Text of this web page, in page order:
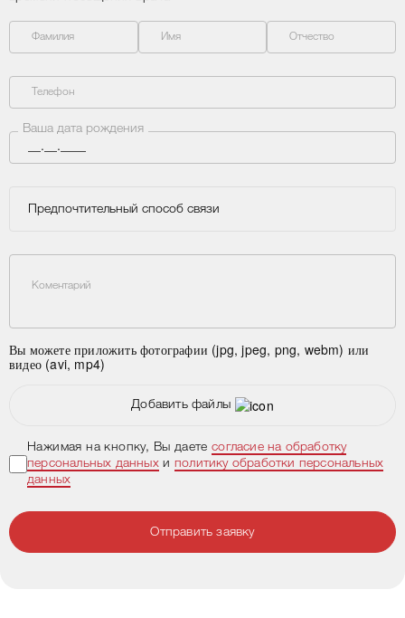
Фамилия Имя Отчество
Телефон
Ваша дата рождения
Предпочтительный способ связи
Коментарий
Вы можете приложить фотографии (jpg, jpeg, png, webm) или
видео (avi, mp4)
Добавить файлы
Нажимая на кнопку, Вы даетесогласие на обработку
персональных данныхиполитику обработки персональных
данных
Отправить заявку